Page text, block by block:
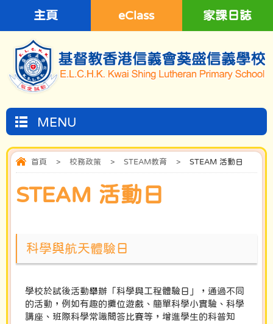
主頁 eClass 家課日誌
MENU
首頁 > 校務政策 > STEAM教育 > STEAM 活動日
STEAM 活動日
科學與航天體驗日
學校於試後活動舉辦「科學與工程體驗日」，通過不同
的活動，例如有趣的攤位遊戲、簡單科學小實驗、科學
講座、班際科學常識問答比賽等，增進學生的科普知